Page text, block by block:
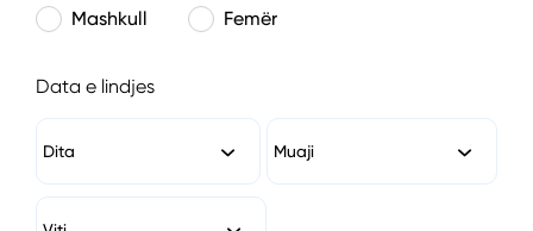
Mashkull
Femër
Data e lindjes
Dita Muaji